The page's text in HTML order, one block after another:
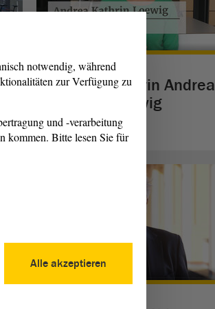
Schauspielerin Andrea
Kathrin Loewig
weiterlesen
notwendig, während
zur Verfügung zu
und -verarbeitung
kommen. Bitte lesen Sie für
Alle akzeptieren